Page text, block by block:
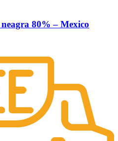
80% – Mexico